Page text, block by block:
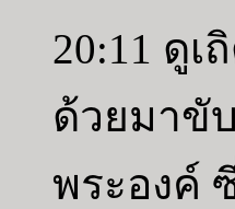
20:11 ดูเ
ด้วยมาขั
พระองค์